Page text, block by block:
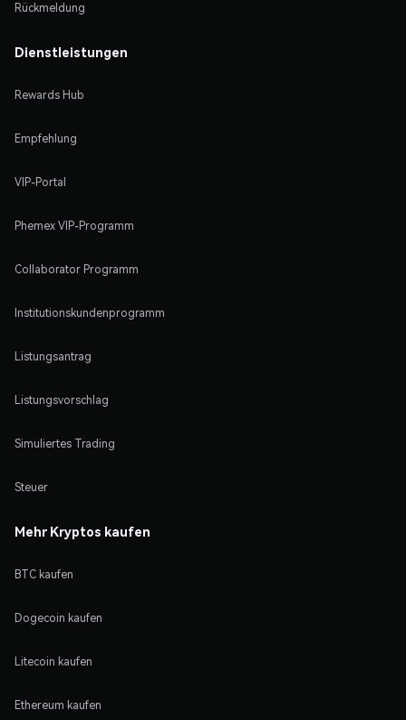
Rückmeldung
Dienstleistungen
Rewards Hub
Empfehlung
VIP-Portal
Phemex VIP-Programm
Collaborator Programm
Institutionskundenprogramm
Listungsantrag
Listungsvorschlag
Simuliertes Trading
Steuer
Mehr Kryptos kaufen
BTC kaufen
Dogecoin kaufen
Litecoin kaufen
Ethereum kaufen